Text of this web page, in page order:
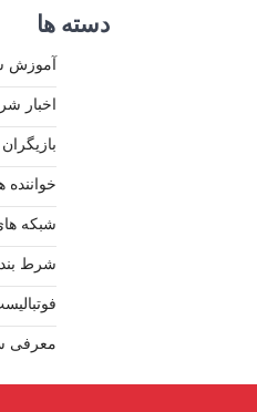
دسته ها
آموزش
اخبار
بازیگران
خواننده
شبکه
شرط
معرفی